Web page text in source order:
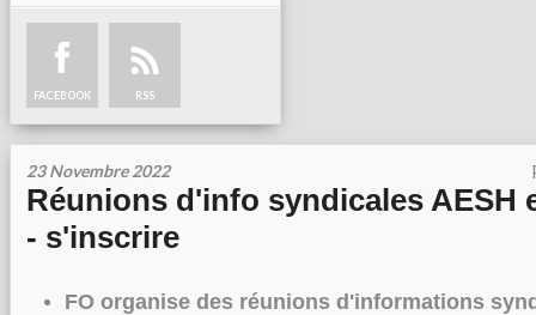
FACEBOOK RSS
23 Novembre 2022
Réunions d'info syndicales AESH
- s'inscrire
FO organise des réunions d'informations